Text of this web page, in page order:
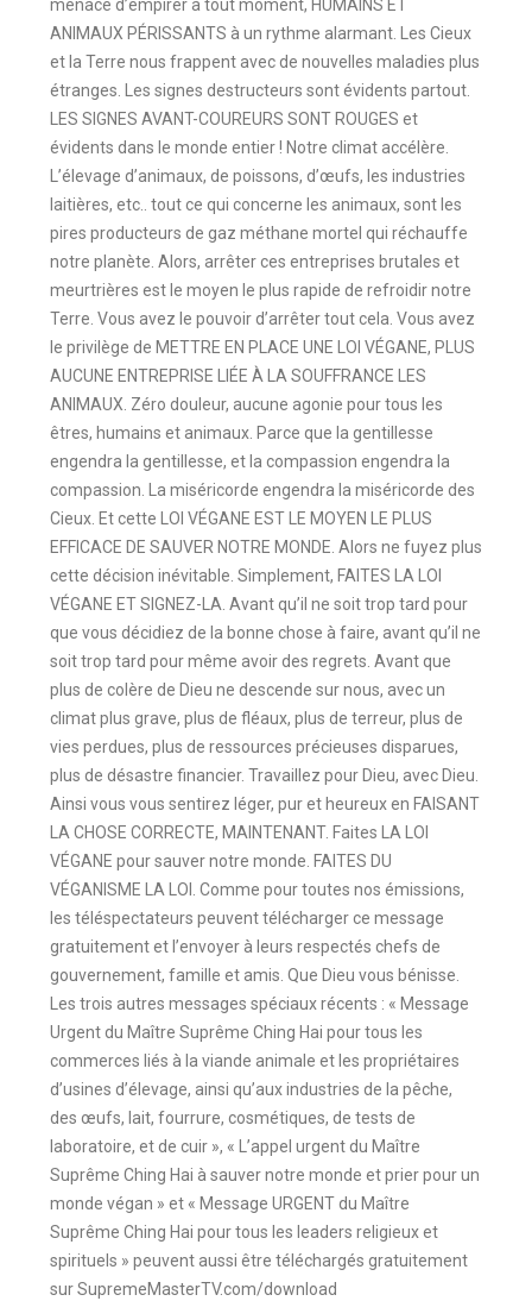
menace d’empirer à tout moment, HUMAINS ET
ANIMAUX PÉRISSANTS à un rythme alarmant. Les Cieux
et la Terre nous frappent avec de nouvelles maladies plus
étranges. Les signes destructeurs sont évidents partout.
LES SIGNES AVANT-COUREURS SONT ROUGES et
évidents dans le monde entier ! Notre climat accélère.
L’élevage d’animaux, de poissons, d’œufs, les industries
laitières, etc.. tout ce qui concerne les animaux, sont les
pires producteurs de gaz méthane mortel qui réchauffe
notre planète. Alors, arrêter ces entreprises brutales et
meurtrières est le moyen le plus rapide de refroidir notre
Terre. Vous avez le pouvoir d’arrêter tout cela. Vous avez
le privilège de METTRE EN PLACE UNE LOI VÉGANE, PLUS
AUCUNE ENTREPRISE LIÉE À LA SOUFFRANCE LES
ANIMAUX. Zéro douleur, aucune agonie pour tous les
êtres, humains et animaux. Parce que la gentillesse
engendra la gentillesse, et la compassion engendra la
compassion. La miséricorde engendra la miséricorde des
Cieux. Et cette LOI VÉGANE EST LE MOYEN LE PLUS
EFFICACE DE SAUVER NOTRE MONDE. Alors ne fuyez plus
cette décision inévitable. Simplement, FAITES LA LOI
VÉGANE ET SIGNEZ-LA. Avant qu’il ne soit trop tard pour
que vous décidiez de la bonne chose à faire, avant qu’il ne
soit trop tard pour même avoir des regrets. Avant que
plus de colère de Dieu ne descende sur nous, avec un
climat plus grave, plus de fléaux, plus de terreur, plus de
vies perdues, plus de ressources précieuses disparues,
plus de désastre financier. Travaillez pour Dieu, avec Dieu.
Ainsi vous vous sentirez léger, pur et heureux en FAISANT
LA CHOSE CORRECTE, MAINTENANT. Faites LA LOI
VÉGANE pour sauver notre monde. FAITES DU
VÉGANISME LA LOI. Comme pour toutes nos émissions,
les téléspectateurs peuvent télécharger ce message
gratuitement et l’envoyer à leurs respectés chefs de
gouvernement, famille et amis. Que Dieu vous bénisse.
Les trois autres messages spéciaux récents : « Message
Urgent du Maître Suprême Ching Hai pour tous les
commerces liés à la viande animale et les propriétaires
d’usines d’élevage, ainsi qu’aux industries de la pêche,
des œufs, lait, fourrure, cosmétiques, de tests de
laboratoire, et de cuir », « L’appel urgent du Maître
Suprême Ching Hai à sauver notre monde et prier pour un
monde végan » et « Message URGENT du Maître
Suprême Ching Hai pour tous les leaders religieux et
spirituels » peuvent aussi être téléchargés gratuitement
sur SupremeMasterTV.com/download